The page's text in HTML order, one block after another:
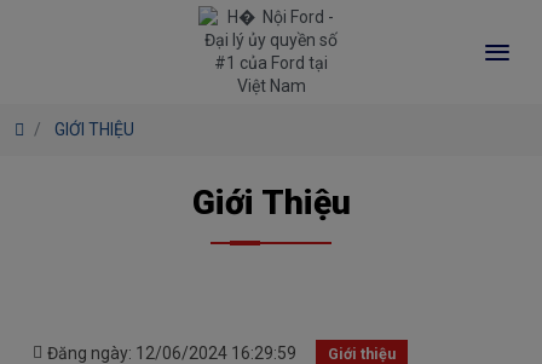
GIỚI THIỆU
Giới Thiệu
Đăng ngày: 12/06/2024 16:29:59 Giới thiệu